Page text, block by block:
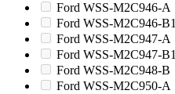
Ford WSS-M2C946-A
Ford WSS-M2C946-B1
Ford WSS-M2C947-A
Ford WSS-M2C947-B1
Ford WSS-M2C948-B
Ford WSS-M2C950-A